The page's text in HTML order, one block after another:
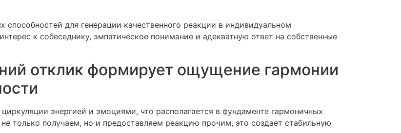
для генерации качественного реакции в индивидуальном
к собеседнику, эмпатическое понимание и адекватную ответ на собственные
отклик формирует ощущение гармонии
энергией и эмоциями, что располагается в фундаменте гармоничных
только получаем, но и предоставляем реакцию прочим, это создает стабильную